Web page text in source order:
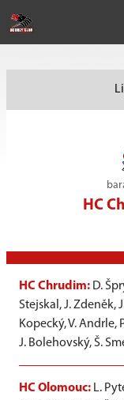
HC
HC Chrudim: D.
Stejskal, J. Zdeněk,
Kopecký, V. Andrle,
J. Bolehovský, Š.
HC Olomouc: L.